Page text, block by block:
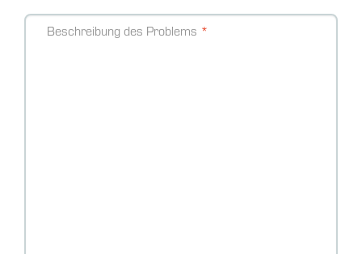
Message
Beschreibung des Problems